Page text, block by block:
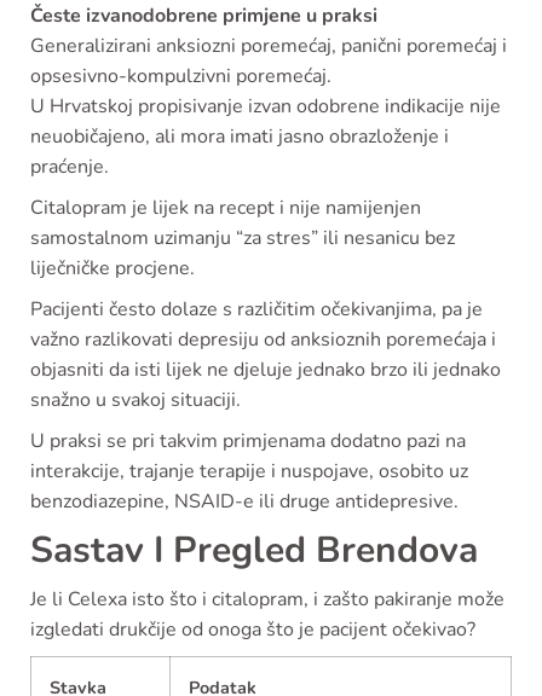
Česte izvanodobrene primjene u praksi
Generalizirani anksiozni poremećaj, panični poremećaj i
opsesivno-kompulzivni poremećaj.
U Hrvatskoj propisivanje izvan odobrene indikacije nije
neuobičajeno, ali mora imati jasno obrazloženje i
praćenje.
Citalopram je lijek na recept i nije namijenjen
samostalnom uzimanju “za stres” ili nesanicu bez
liječničke procjene.
Pacijenti često dolaze s različitim očekivanjima, pa je
važno razlikovati depresiju od anksioznih poremećaja i
objasniti da isti lijek ne djeluje jednako brzo ili jednako
snažno u svakoj situaciji.
U praksi se pri takvim primjenama dodatno pazi na
interakcije, trajanje terapije i nuspojave, osobito uz
benzodiazepine, NSAID-e ili druge antidepresive.
Sastav I Pregled Brendova
Je li Celexa isto što i citalopram, i zašto pakiranje može
izgledati drukčije od onoga što je pacijent očekivao?
Stavka Podatak